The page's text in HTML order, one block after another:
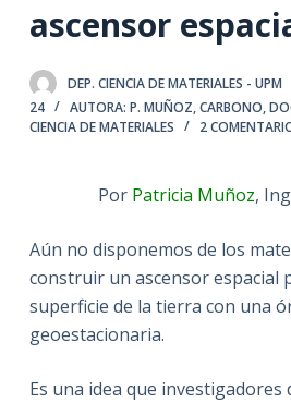
n
d
o
ascensor
DEP. CIENCIA DE MATERIALES - UPM
24
AUTORA: P. MUÑOZ,CARBONO,
CIENCIA DE MATERIALES
2
Por Patricia Muñoz,
Aún no disponemos de los
construir un ascensor espacial
superficie de la tierra con una
geoestacionaria.
Es una idea que investigadores